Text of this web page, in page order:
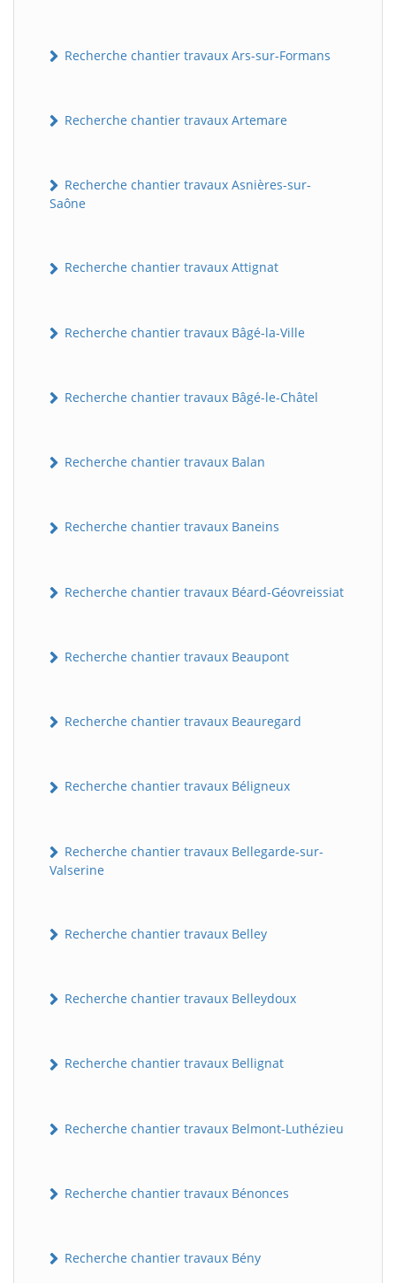
Recherche chantier travaux Ars-sur-Formans
Recherche chantier travaux Artemare
Recherche chantier travaux Asnières-sur-
Saône
Recherche chantier travaux Attignat
Recherche chantier travaux Bâgé-la-Ville
Recherche chantier travaux Bâgé-le-Châtel
Recherche chantier travaux Balan
Recherche chantier travaux Baneins
Recherche chantier travaux Béard-Géovreissiat
Recherche chantier travaux Beaupont
Recherche chantier travaux Beauregard
Recherche chantier travaux Béligneux
Recherche chantier travaux Bellegarde-sur-
Valserine
Recherche chantier travaux Belley
Recherche chantier travaux Belleydoux
Recherche chantier travaux Bellignat
Recherche chantier travaux Belmont-Luthézieu
Recherche chantier travaux Bénonces
Recherche chantier travaux Bény